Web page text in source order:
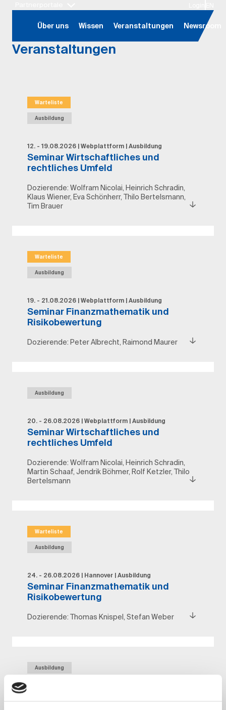
Hauptregion der Seite anspringen
Über uns Wissen Veranstaltungen Newsroom
Veranstaltungen
Warteliste
Ausbildung
12. - 19.08.2026| Webplattform| Ausbildung
Seminar Wirtschaftliches und
rechtliches Umfeld
Dozierende: Wolfram Nicolai, Heinrich Schradin,
Klaus Wiener, Eva Schönherr, Thilo Bertelsmann,
Tim Brauer
Warteliste
Ausbildung
19. - 21.08.2026| Webplattform| Ausbildung
Seminar Finanzmathematik und
Risikobewertung
Dozierende: Peter Albrecht, Raimond Maurer
Ausbildung
20. - 26.08.2026| Webplattform| Ausbildung
Seminar Wirtschaftliches und
rechtliches Umfeld
Dozierende: Wolfram Nicolai, Heinrich Schradin,
Martin Schaaf, Jendrik Böhmer, Rolf Ketzler, Thilo
Bertelsmann
Warteliste
Ausbildung
24. - 26.08.2026| Hannover| Ausbildung
Seminar Finanzmathematik und
Risikobewertung
Dozierende: Thomas Knispel, Stefan Weber
Ausbildung